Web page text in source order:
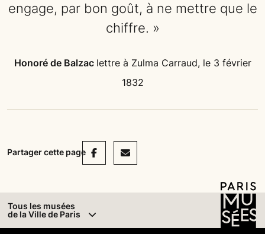
engage, par bon goût, à ne mettre que le
chiffre. »
Honoré de Balzac lettre à Zulma Carraud, le 3 février
1832
Partager cette pageFacebook
Mail
Tous les musées
de la Ville de Paris